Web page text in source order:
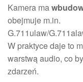
Kamera ma
obejmuje m.in.
G.711ulaw/
W praktyce daje to
warstwą audio, co
zdarzeń.